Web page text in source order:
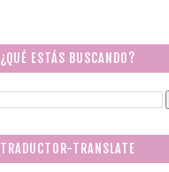
¿QUÉ ESTÁS BUSCANDO?
TRADUCTOR-TRANSLATE